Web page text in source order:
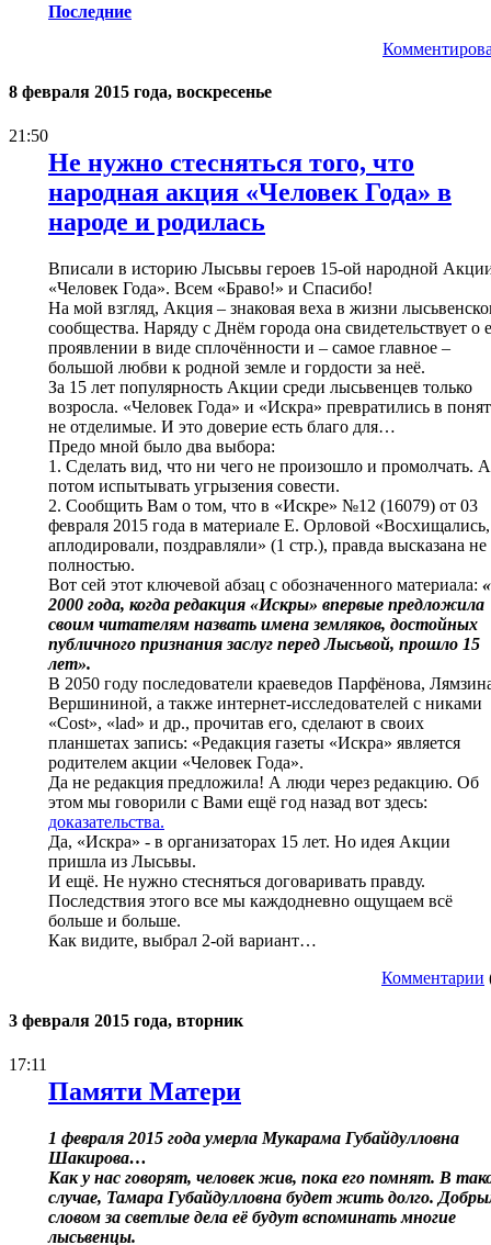
Последние
8 февраля 2015 года, воскресенье
21:50
Не нужно стесняться того, что
народная акция «Человек Года» в
народе и родилась
Вписали в историю Лысьвы героев 15-ой народной
«Человек Года». Всем «Браво!» и Спасибо!
На мой взгляд, Акция – знаковая веха в жизни
сообщества. Наряду с Днём города она свидетельствует о
проявлении в виде сплочённости и – самое главное –
большой любви к родной земле и гордости за неё.
За 15 лет популярность Акции среди лысьвенцев только
возросла. «Человек Года» и «Искра» превратились в
не отделимые. И это доверие есть благо для…
Предо мной было два выбора:
1. Сделать вид, что ни чего не произошло и промолчать. А
потом испытывать угрызения совести.
2. Сообщить Вам о том, что в «Искре» №12 (16079) от 03
февраля 2015 года в материале Е. Орловой «Восхищались,
аплодировали, поздравляли» (1 стр.), правда высказана не
полностью.
Вот сей этот ключевой абзац с обозначенного материала:
2000 года, когда редакция «Искры» впервые предложила
своим читателям назвать имена земляков, достойных
публичного признания заслуг перед Лысьвой, прошло 15
лет».
В 2050 году последователи краеведов Парфёнова,
Вершининой, а также интернет-исследователей с никами
«Cost», «lad» и др., прочитав его, сделают в своих
планшетах запись: «Редакция газеты «Искра» является
родителем акции «Человек Года».
Да не редакция предложила! А люди через редакцию. Об
этом мы говорили с Вами ещё год назад вот здесь:
доказательства.
Да, «Искра» - в организаторах 15 лет. Но идея Акции
пришла из Лысьвы.
И ещё. Не нужно стесняться договаривать правду.
Последствия этого все мы каждодневно ощущаем всё
больше и больше.
Как видите, выбрал 2-ой вариант…
Комментарии
3 февраля 2015 года, вторник
17:11
Памяти Матери
1 февраля 2015 года умерла Мукарама Губайдулловна
Шакирова…
Как у нас говорят, человек жив, пока его помнят. В
случае, Тамара Губайдулловна будет жить долго.
словом за светлые дела её будут вспоминать многие
лысьвенцы.